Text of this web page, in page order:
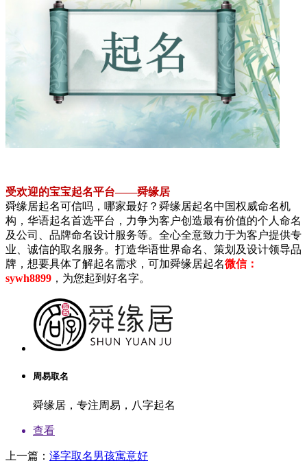
受欢迎的宝宝起名平台——舜缘居
舜缘居起名可信吗，哪家最好？舜缘居起名中国权威命名机
构，华语起名首选平台，力争为客户创造最有价值的个人命名
及公司、品牌命名设计服务等。全心全意致力于为客户提供专
业、诚信的取名服务。打造华语世界命名、策划及设计领导品
牌，想要具体了解起名需求，可加舜缘居起名微信：
sywh8899 ，为您起到好名字。
周易取名
舜缘居，专注周易，八字起名
查看
上一篇： 泽字取名男孩寓意好